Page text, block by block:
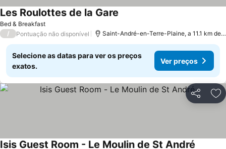
Bed & Breakfast
Les Roulottes de la Gare
/ Pontuação não disponível Saint-André-en-Terre-Plaine, a 11.1 km de Avallon
Selecione as datas para ver os preços
exatos.
Ver preços
Partilhar
Isis Guest Room - Le Moulin de St André